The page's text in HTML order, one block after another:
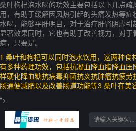
桑叶枸杞泡水喝的功效主要包括以下几点
用，有助于缓解因风热引起的头痛发热等
水喝，能够平肝明目，对于治疗肝肾阴虚
显著效果同时，它也有助于改善视力，对
病，只要是。
1 桑叶和枸杞可以同时泡水饮用，这两种食
有多种药理功效，包括抗凝血降血脂降血
样硬化降血糖抗病毒抑菌抗炎抗肿瘤抗疲
肠通便减肥以及改善肠道功能等3 桑叶在美
">